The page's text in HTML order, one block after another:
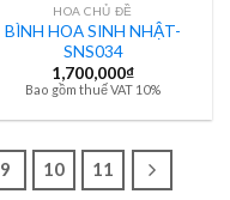
HOA CHỦ ĐỀ
BÌNH HOA SINH NHẬT-
SNS034
1,700,000₫
Bao gồm thuế VAT 10%
9 10 11